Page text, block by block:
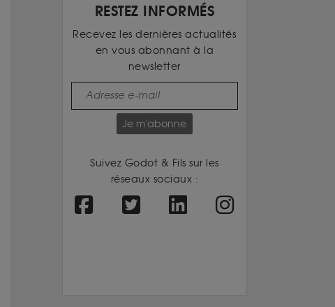
RESTEZ INFORMÉS
Recevez les dernières actualités
en vous abonnant à la
newsletter
Je m'abonne
Suivez Godot & Fils sur les
réseaux sociaux :